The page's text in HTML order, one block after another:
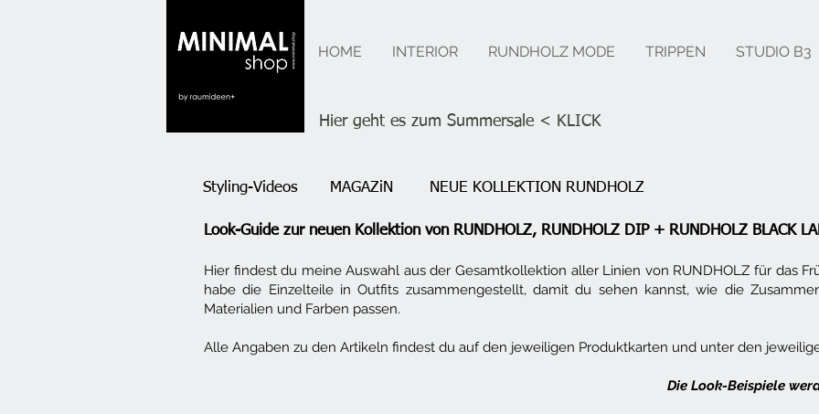
MINIMAL
shop
HOME INTERIOR RUNDHOLZ MODE TRIPPEN STUDIO B3
Hier geht es zum Summersale < KLICK
Styling-Videos MAGAZiN NEUE KOLLEKTION RUNDHOLZ
Look-Guide zur neuen Kollektion von RUNDHOLZ, RUNDHOLZ DIP + RUNDHOLZ BLACK
Hier findest du meine Auswahl aus der Gesamtkollektion aller Linien von RUNDHOLZ für das
habe die Einzelteile in Outfits zusammengestellt, damit du sehen kannst, wie die
Materialien und Farben passen.
Alle Angaben zu den Artikeln findest du auf den jeweiligen Produktkarten und unter den
Die Look-Beispiele